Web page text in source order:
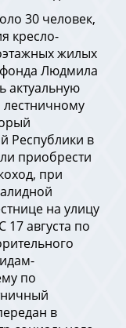
30 человек,
кресло-
жилых
фонда Людмила
актуальную
Республики в
приобрести
при
на улицу
17 августа по
по
в